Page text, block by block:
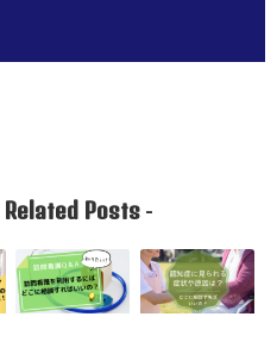
Related Posts-